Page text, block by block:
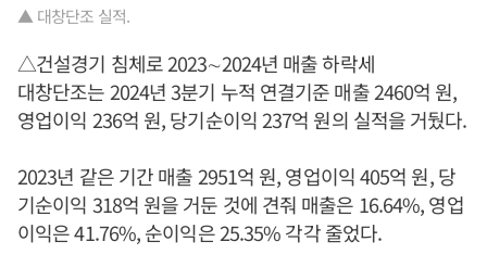
▲ 대창단조 실적.
△건설경기 침체로 2023∼2024년 매출 하락세
대창단조는 2024년 3분기 누적 연결기준 매출 2460억 원,
영업이익 236억 원, 당기순이익 237억 원의 실적을 거뒀다.
2023년 같은 기간 매출 2951억 원, 영업이익 405억 원, 당
기순이익 318억 원을 거둔 것에 견줘 매출은 16.64%, 영업
이익은 41.76%, 순이익은 25.35% 각각 줄었다.